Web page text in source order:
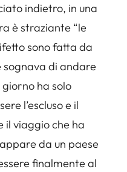
indietro, in una
è straziante “le
sono fatta da
sognava di andare
ha solo
l’escluso e il
il viaggio che ha
da un paese
finalmente al